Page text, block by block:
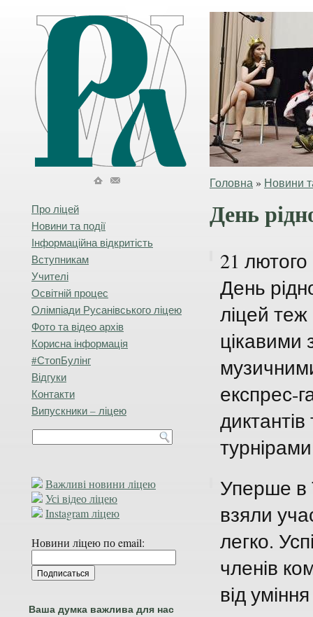
Головна » Новини
Про ліцей
Новини та події
Інформаційна відкритість
Вступникам
Учителі
Освітній процес
Олімпіади Русанівського ліцею
Фото та відео архів
Корисна інформація
#СтопБулінг
Відгуки
Контакти
Випускники – ліцею
Важливі новини ліцею
Усі відео ліцею
Instagram ліцею
Новини ліцею по email:
Ваша думка важлива для нас
День
21 лютого
День
ліцей теж
цікавими
експрес-
Уперше в
взяли
легко.
членів
від